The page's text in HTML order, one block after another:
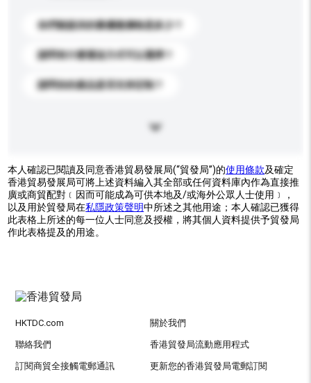
你們能提供的最優惠價格是多少？
請問有什麼運送方式可以選擇？
請問你的產品是否支持定制？
本人確認已閱讀及同意香港貿易發展局(“貿發局”)的使用條款及確定
香港貿易發展局可將上述資料編入其全部或任何資料庫內作為直接推
廣或商貿配對﹝因而可能成為可供本地及/或海外公眾人士使用﹞，
以及用於貿發局在私隱政策聲明中所述之其他用途；本人確認已獲得
此表格上所述的每一位人士同意及授權，將其個人資料提供予貿發局
作此表格提及的用途。
HKTDC.com 關於我們
聯絡我們 香港貿發局流動應用程式
訂閱商貿全接觸電郵通訊 更新您的香港貿發局電郵訂閱